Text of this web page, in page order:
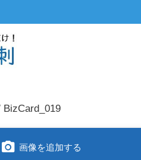
BizCard_019
画像を追加する